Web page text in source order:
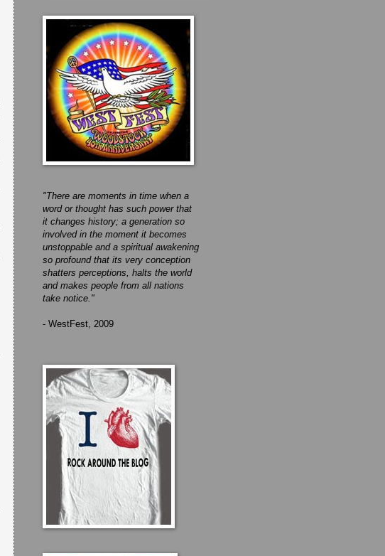
"There are moments in time when a
word or thought has such power that
it changes history; a generation so
involved in the moment it becomes
unstoppable and a spiritual awakening
so profound that its very conception
shatters perceptions, halts the world
and makes people from all nations
take notice."
- WestFest, 2009